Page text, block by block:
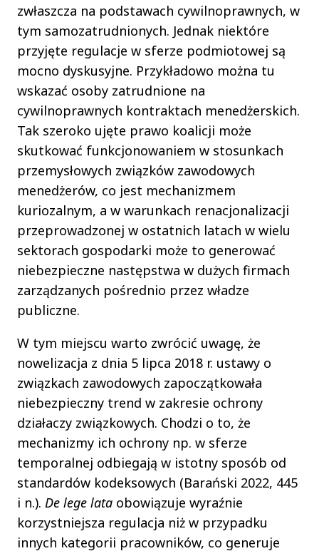
zwłaszcza na podstawach cywilnoprawnych, w
tym samozatrudnionych. Jednak niektóre
przyjęte regulacje w sferze podmiotowej są
mocno dyskusyjne. Przykładowo można tu
wskazać osoby zatrudnione na
cywilnoprawnych kontraktach menedżerskich.
Tak szeroko ujęte prawo koalicji może
skutkować funkcjonowaniem w stosunkach
przemysłowych związków zawodowych
menedżerów, co jest mechanizmem
kuriozalnym, a w warunkach renacjonalizacji
przeprowadzonej w ostatnich latach w wielu
sektorach gospodarki może to generować
niebezpieczne następstwa w dużych firmach
zarządzanych pośrednio przez władze
publiczne.
W tym miejscu warto zwrócić uwagę, że
nowelizacja z dnia 5 lipca 2018 r. ustawy o
związkach zawodowych zapoczątkowała
niebezpieczny trend w zakresie ochrony
działaczy związkowych. Chodzi o to, że
mechanizmy ich ochrony np. w sferze
temporalnej odbiegają w istotny sposób od
standardów kodeksowych (Barański 2022, 445
i n.). De lege lata obowiązuje wyraźnie
korzystniejsza regulacja niż w przypadku
innych kategorii pracowników, co generuje